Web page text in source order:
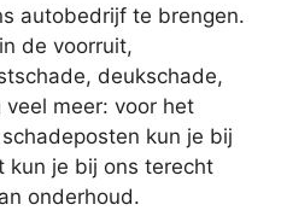
autobedrijf te brengen.
de voorruit,
deukschade,
meer: voor het
kun je bij
kun je bij ons terecht
onderhoud.